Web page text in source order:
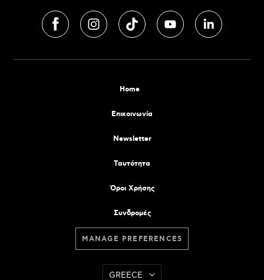
Home
Επικοινωνία
Newsletter
Tαυτότητα
Όροι Χρήσης
Συνδρομές
MANAGE PREFERENCES
GREECE